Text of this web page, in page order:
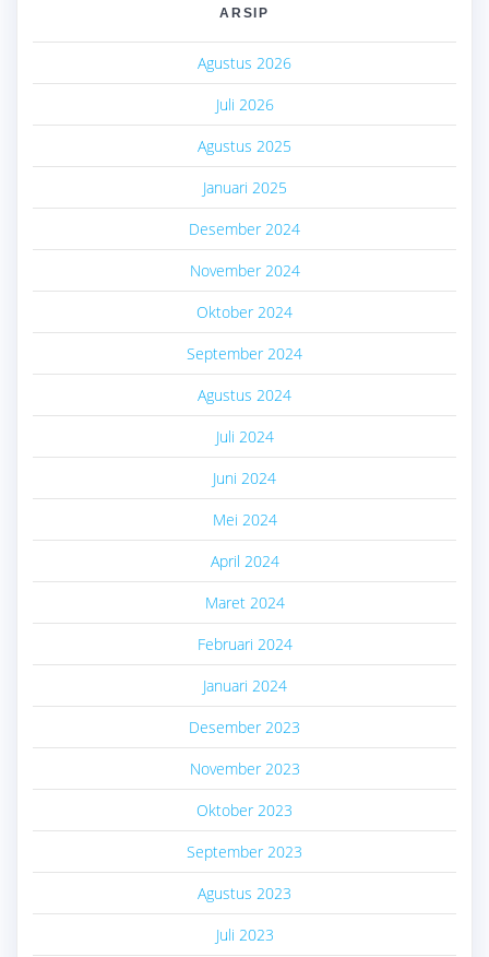
ARSIP
Agustus 2026
Juli 2026
Agustus 2025
Januari 2025
Desember 2024
November 2024
Oktober 2024
September 2024
Agustus 2024
Juli 2024
Juni 2024
Mei 2024
April 2024
Maret 2024
Februari 2024
Januari 2024
Desember 2023
November 2023
Oktober 2023
September 2023
Agustus 2023
Juli 2023